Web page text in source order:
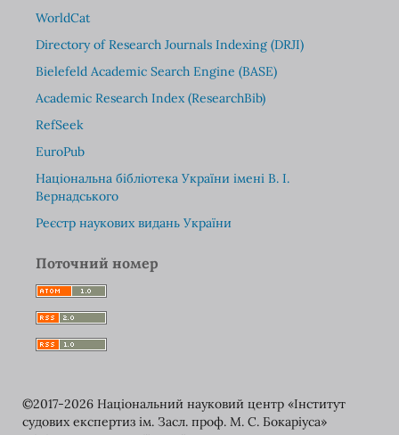
WorldCat
Directory of Research Journals Indexing (DRJI)
Bielefeld Academic Search Engine (BASE)
Academic Research Index (ResearchBib)
RefSeek
EuroPub
Національна бібліотека України імені В. І.
Вернадського
Реєстр наукових видань України
Поточний номер
©2017-2026 Національний науковий центр «Інститут
судових експертиз ім. Засл. проф. М. С. Бокаріуса»